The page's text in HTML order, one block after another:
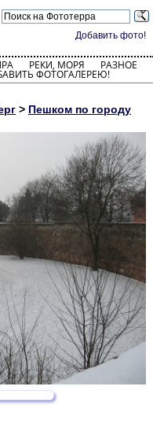
Добавить фото!
РЕКИ, МОРЯ РАЗНОЕ
ФОТОГАЛЕРЕЮ!
> Пешком по городу